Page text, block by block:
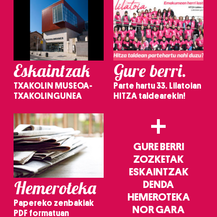
Eskaintzak
TXAKOLIN MUSEOA-
TXAKOLINGUNEA
Gure berri.
Parte hartu 33. Lilatoian
HITZA taldearekin!
Hemeroteka
Papereko zenbakiak
PDF formatuan
+
GURE BERRI
ZOZKETAK
ESKAINTZAK
DENDA
HEMEROTEKA
NOR GARA